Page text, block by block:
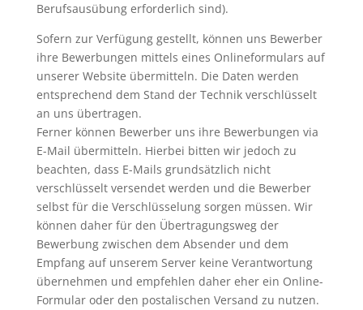
Berufsausübung erforderlich sind).
Sofern zur Verfügung gestellt, können uns Bewerber
ihre Bewerbungen mittels eines Onlineformulars auf
unserer Website übermitteln. Die Daten werden
entsprechend dem Stand der Technik verschlüsselt
an uns übertragen.
Ferner können Bewerber uns ihre Bewerbungen via
E-Mail übermitteln. Hierbei bitten wir jedoch zu
beachten, dass E-Mails grundsätzlich nicht
verschlüsselt versendet werden und die Bewerber
selbst für die Verschlüsselung sorgen müssen. Wir
können daher für den Übertragungsweg der
Bewerbung zwischen dem Absender und dem
Empfang auf unserem Server keine Verantwortung
übernehmen und empfehlen daher eher ein Online-
Formular oder den postalischen Versand zu nutzen.